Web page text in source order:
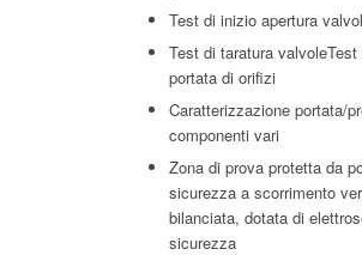
Test di inizio apertura
Test di taratura
portata di orifizi
Caratterizzazione portata/
componenti vari
Zona di prova protetta da
sicurezza a scorrimento
bilanciata, dotata di
sicurezza